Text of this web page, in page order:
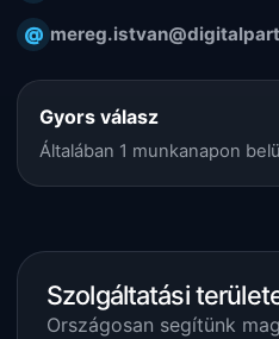
@
Gyors válasz
Általában 1 munkanapon
Szolgáltatási
Országosan segítünk